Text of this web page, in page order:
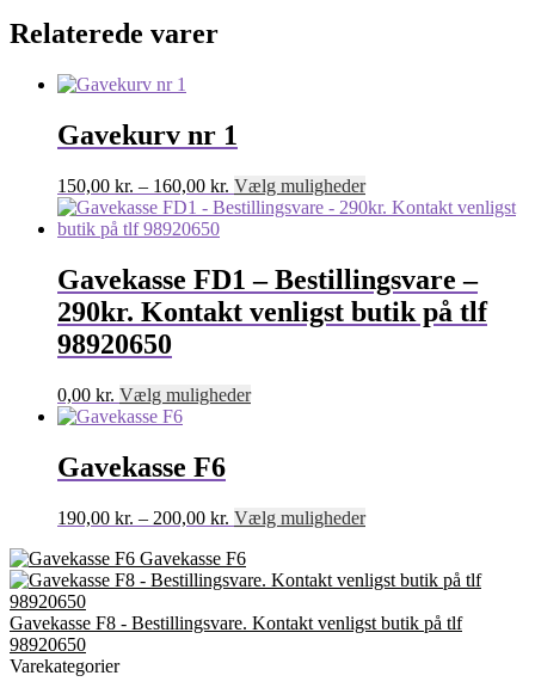
Relaterede varer
Gavekurv nr 1
150,00 kr. – 160,00 kr. Prisinterval:
150,00 kr.
Vælg mulighederDette
vare
varianter.
Mulighederne
kan
Gavekasse FD1 – Bestillingsvare –
290kr. Kontakt venligst butik på tlf
98920650
0,00 kr. Vælg mulighederDette
kan
varesiden
Gavekasse F6
190,00 kr. – 200,00 kr. Prisinterval:
til
200,00 kr.
Vælg mulighederDette
flere
Mulighederne
Gavekasse F6
Gavekasse F8 - Bestillingsvare. Kontakt venligst butik på tlf
98920650
Varekategorier